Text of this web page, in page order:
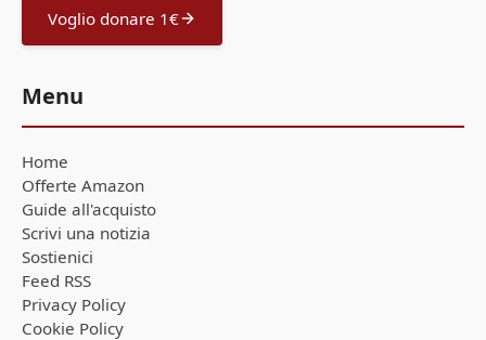
Voglio donare 1€
Menu
Home
Offerte Amazon
Guide all'acquisto
Scrivi una notizia
Sostienici
Feed RSS
Privacy Policy
Cookie Policy